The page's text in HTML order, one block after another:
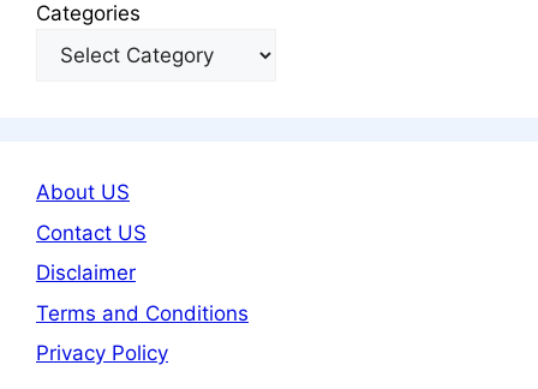
Categories
About US
Contact US
Disclaimer
Terms and Conditions
Privacy Policy